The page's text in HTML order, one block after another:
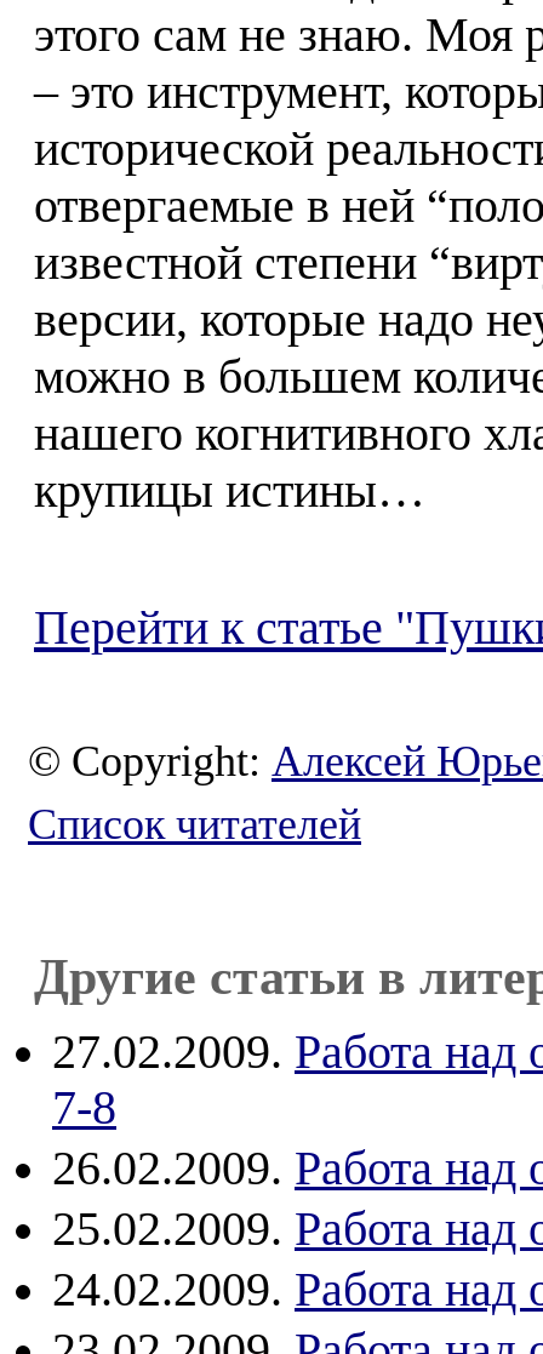
этого сам не знаю. Моя
– это инструмент,
исторической
отвергаемые в ней
известной степени
версии, которые надо
можно в большем
нашего когнитивного
крупицы истины…
Перейти к статье
© Copyright: Алексей
Список читателей
Другие статьи в
27.02.2009. Работа
7-8
26.02.2009. Работа
25.02.2009. Работа
24.02.2009. Работа